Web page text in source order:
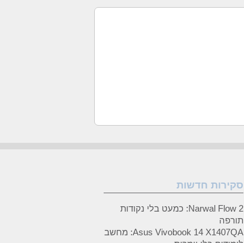
סקירות חדשות
Narwal Flow 2: כמעט בלי נקודות
תורפה
Asus Vivobook 14 X1407QA: מחשב